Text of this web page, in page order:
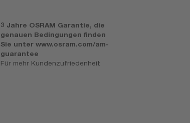
3 Jahre OSRAM Garantie, die
genauen Bedingungen finden
Sie unter www.osram.com/am-
guarantee
Für mehr Kundenzufriedenheit